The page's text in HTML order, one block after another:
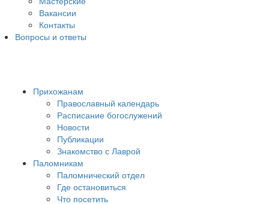
Вакансии
Контакты
Вопросы и ответы
Прихожанам
Православный календарь
Расписание богослужений
Новости
Публикации
Знакомство с Лаврой
Паломникам
Паломнический отдел
Где остановиться
Что посетить